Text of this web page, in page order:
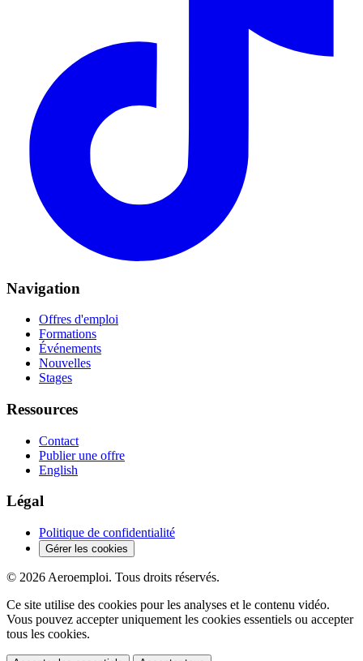
Navigation
Offres d'emploi
Formations
Événements
Nouvelles
Stages
Ressources
Contact
Publier une offre
English
Légal
Politique de confidentialité
Gérer les cookies
© 2026 Aeroemploi. Tous droits réservés.
Ce site utilise des cookies pour les analyses et le contenu vidéo.
Vous pouvez accepter uniquement les cookies essentiels ou accepter
tous les cookies.